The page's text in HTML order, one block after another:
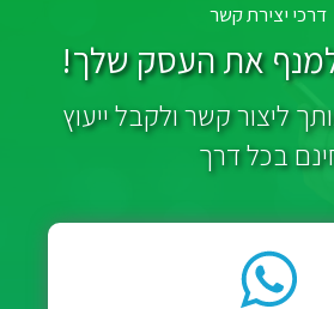
דרכי יצירת קשר
למנף את העסק שלך!
ליצור קשר ולקבל ייעוץ
בכל דרך